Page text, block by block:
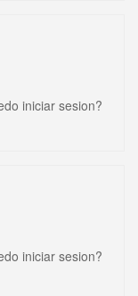
iniciar sesion?
iniciar sesion?